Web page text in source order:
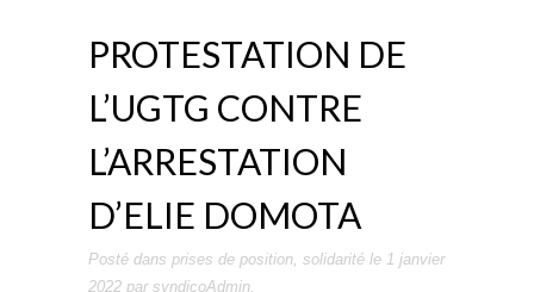
PROTESTATION DE
L’UGTG CONTRE
L’ARRESTATION
D’ELIE DOMOTA
Posté dans prises de position, solidarité le 1 janvier
2022 par syndicoAdmin.